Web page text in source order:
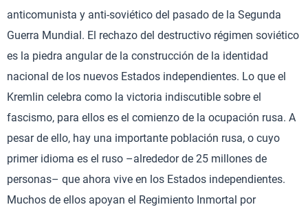
anticomunista y anti-soviético del pasado de la Segunda
Guerra Mundial. El rechazo del destructivo régimen soviético
es la piedra angular de la construcción de la identidad
nacional de los nuevos Estados independientes. Lo que el
Kremlin celebra como la victoria indiscutible sobre el
fascismo, para ellos es el comienzo de la ocupación rusa. A
pesar de ello, hay una importante población rusa, o cuyo
primer idioma es el ruso –alrededor de 25 millones de
personas– que ahora vive en los Estados independientes.
Muchos de ellos apoyan el Regimiento Inmortal por